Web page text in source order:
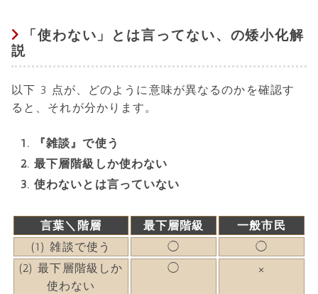
「使わない」とは言ってない、の矮小化解
説
以下 3 点が、どのように意味が異なるのかを確認す
ると、それが分かります。
『雑談』で使う
最下層階級しか使わない
使わないとは言っていない
言葉＼階層 最下層階級
一般市民
(1) 雑談で使う
◯
◯
(2) 最下層階級しか
使わない
◯ ×